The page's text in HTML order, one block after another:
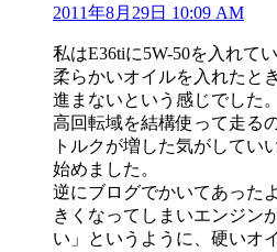
2011年8月29日 10:09 AM
私はE36tiに5W-50を入れてい
柔らかいオイルを入れたと
進まないという感じでした。
高回転域を結構使って走る
トルクが増した気がしてい
始めました。
逆にブログでかいてあった
きくなってしまいエンジン
い」というように、硬いオ